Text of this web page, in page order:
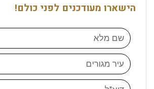
הישארו מעודכנים לפני כולם!